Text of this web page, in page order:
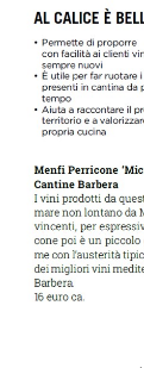
read more